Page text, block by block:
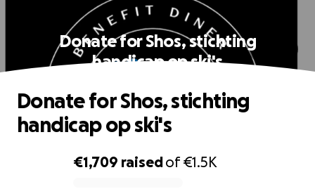
Donate for Shos, stichting
handicap op ski's
€1,709 raisedof€1.5K
Donate for Shos, stichting
handicap op ski's